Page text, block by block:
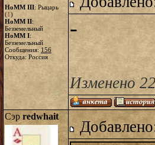
HoMM III: Рыцарь
(1)
HoMM II:
Безземельный
HoMM I:
Безземельный
Сообщения:156
Откуда: Россия
-
Изменено
Сэр redwhait